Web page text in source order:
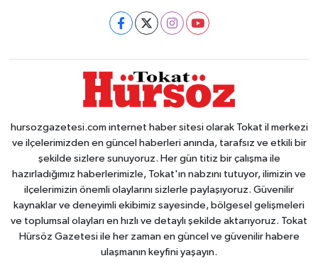
hursozgazetesi.com internet haber sitesi olarak Tokat il merkezi
ve ilçelerimizden en güncel haberleri anında, tarafsız ve etkili bir
şekilde sizlere sunuyoruz. Her gün titiz bir çalışma ile
hazırladığımız haberlerimizle, Tokat'ın nabzını tutuyor, ilimizin ve
ilçelerimizin önemli olaylarını sizlerle paylaşıyoruz. Güvenilir
kaynaklar ve deneyimli ekibimiz sayesinde, bölgesel gelişmeleri
ve toplumsal olayları en hızlı ve detaylı şekilde aktarıyoruz. Tokat
Hürsöz Gazetesi ile her zaman en güncel ve güvenilir habere
ulaşmanın keyfini yaşayın.